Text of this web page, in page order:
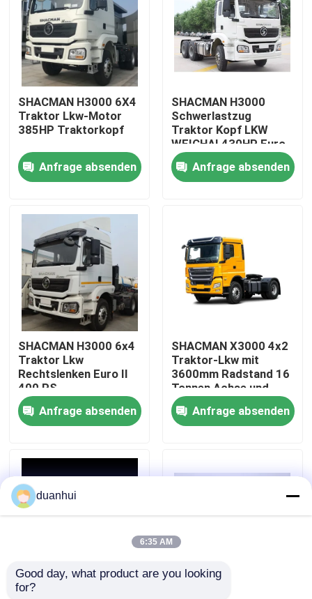
Produkte
Über uns
Werksbesichtigung
Qualitätskontrolle
Kontakt mit uns
Neuigkeiten
Bitte um ein Angebot
Traktor-LKW
SHACMAN H3000 6X4
Traktor Lkw-Motor
385HP Traktorkopf
Anfrage absenden
SHACMAN H3000
Schwerlastzug
Traktor Kopf LKW
WEICHAI 430HP Euro
II
Anfrage absenden
SHACMAN H3000 6x4
Traktor Lkw
Rechtslenken Euro II
400 PS
Anfrage absenden
SHACMAN X3000 4x2
Traktor-Lkw mit
3600mm Radstand 16
Tonnen Achse und
400L
Treibstoffbehälter
Anfrage absenden
Shacman F3000 4x2
duanhui
6:35 AM
Good day, what product are you looking
for?